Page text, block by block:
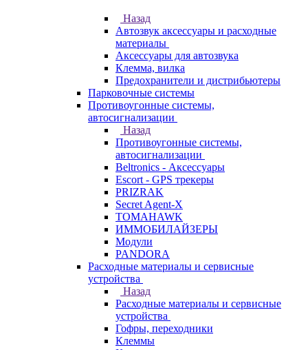
Назад
Автозвук аксессуары и расходные
материалы
Аксессуары для автозвука
Клемма, вилка
Предохранители и дистрибьютеры
Парковочные системы
Противоугонные системы,
автосигнализации
Назад
Противоугонные системы,
автосигнализации
Beltronics - Аксессуары
Escort - GPS трекеры
PRIZRAK
Secret Agent-X
TOMAHAWK
ИММОБИЛАЙЗЕРЫ
Модули
PANDORA
Расходные материалы и сервисные
устройства
Назад
Расходные материалы и сервисные
устройства
Гофры, переходники
Клеммы